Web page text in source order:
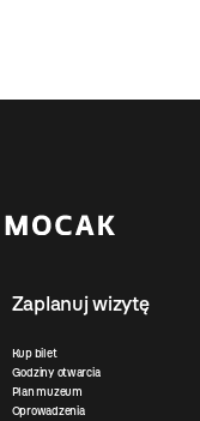
Zaplanuj wizytę
Kup bilet
Godziny otwarcia
Plan muzeum
Oprowadzenia